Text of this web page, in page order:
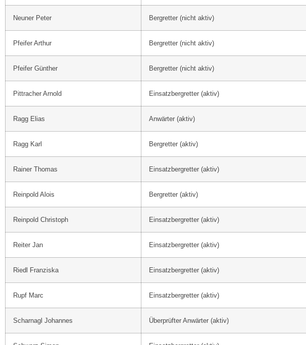
Neuner Peter Bergretter (nicht aktiv)
Pfeifer Arthur Bergretter (nicht aktiv)
Pfeifer Günther Bergretter (nicht aktiv)
Pittracher Arnold Einsatzbergretter (aktiv)
Ragg Elias Anwärter (aktiv)
Ragg Karl Bergretter (aktiv)
Rainer Thomas Einsatzbergretter (aktiv)
Reinpold Alois Bergretter (aktiv)
Reinpold Christoph Einsatzbergretter (aktiv)
Reiter Jan Einsatzbergretter (aktiv)
Riedl Franziska Einsatzbergretter (aktiv)
Rupf Marc Einsatzbergretter (aktiv)
Scharnagl Johannes Überprüfter Anwärter (aktiv)